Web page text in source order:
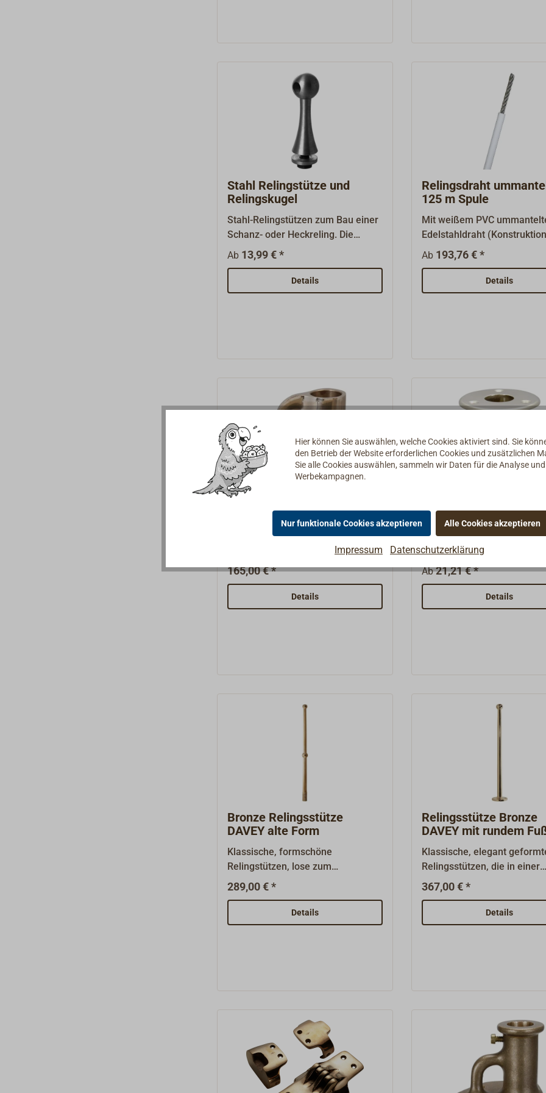
günstigen Staffelpreis für
Spulen zu erzielen, bestellen
bitte eine durch 50 teilbare
Meterzahl. Lieferbare 125 m
Spulen finden Sie unter
Artikel" unten auf dieser
Stahl Relingstütze und
Relingskugel
Stahl-Relingstützen zum Bau einer
Schanz- oder Heckreling. Die
Stützen sind sauber gedreht, mit
gebohrtem Durchlass und mit
Sackgewinde im Fuß. Bolzen und
passende Unterlegscheibe werden
Ab 13,99 € *
Details
Relingsdraht
125 m Spule
Mit weißem PVC
Edelstahldraht
für Relingsdurchzüge,
Abspannungen, Lieken und
sonstige Anwendungen wo
einen Schlag- und
Spule. Relingsdraht lieferbar
Meterware finden Sie unter
Seite.
Ab 193,76 € *
Details
DAVEY Relingsstützen-
Fußbeschlag mit Decksauge
Kräftiger Fußbeschlag aus
hochglanzpoliert.Mit festem
Decksauge für die
Fenderbefestigung o.ä.
165,00 € *
Details
Fußbeschlag Messing
Einlassen
Fußbeschlag zum Einlassen
Deck oder in den
massivem Messing,
Messing poliert oder
Ab21,21 € *
Details
Bronze Relingsstütze
DAVEY alte Form
Klassische, formschöne
Relingstützen, lose zum
Einstecken, mit Splintbohrung.
Nach historischen Gussmodellen
vom britischen Traditionshersteller
DAVEY aus massiver Bronze
sind Maßabweichungen
unvermeidbar.Hinweis:
Abweichende alte Form der Davey-
Relingstütze DL1665 (Toplicht
1665-625). Der Unterschied besteht
289,00 € *
Details
Relingsstütze Bronze
DAVEY mit rundem
Klassische, elegant
Relingsstützen, die in einer
englischen Gießerei nach
historischen Gussmodellen
aufwändig im
aus massiver Bronze
vorhanden, die auf maximal
aufgebohrt werden
den hohen Anteil an
der Herstellung sind geringe
Maßabweichungen
367,00 € *
Details
Hier können Sie auswählen, welche Cookies aktiviert sind. Sie
den Betrieb der Website erforderlichen Cookies und zusätzlichen
Sie alle Cookies auswählen, sammeln wir Daten für die Analyse
Werbekampagnen.
Nur funktionale Cookies akzeptieren Alle Cookies akzeptieren
Impressum Datenschutzerklärung